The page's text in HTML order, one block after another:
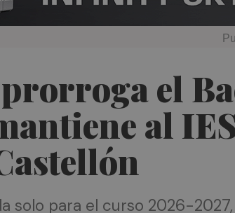
el
al
solo para el curso 2026-